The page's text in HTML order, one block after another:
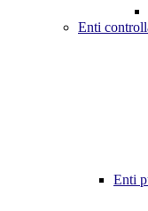
Enti
Enti